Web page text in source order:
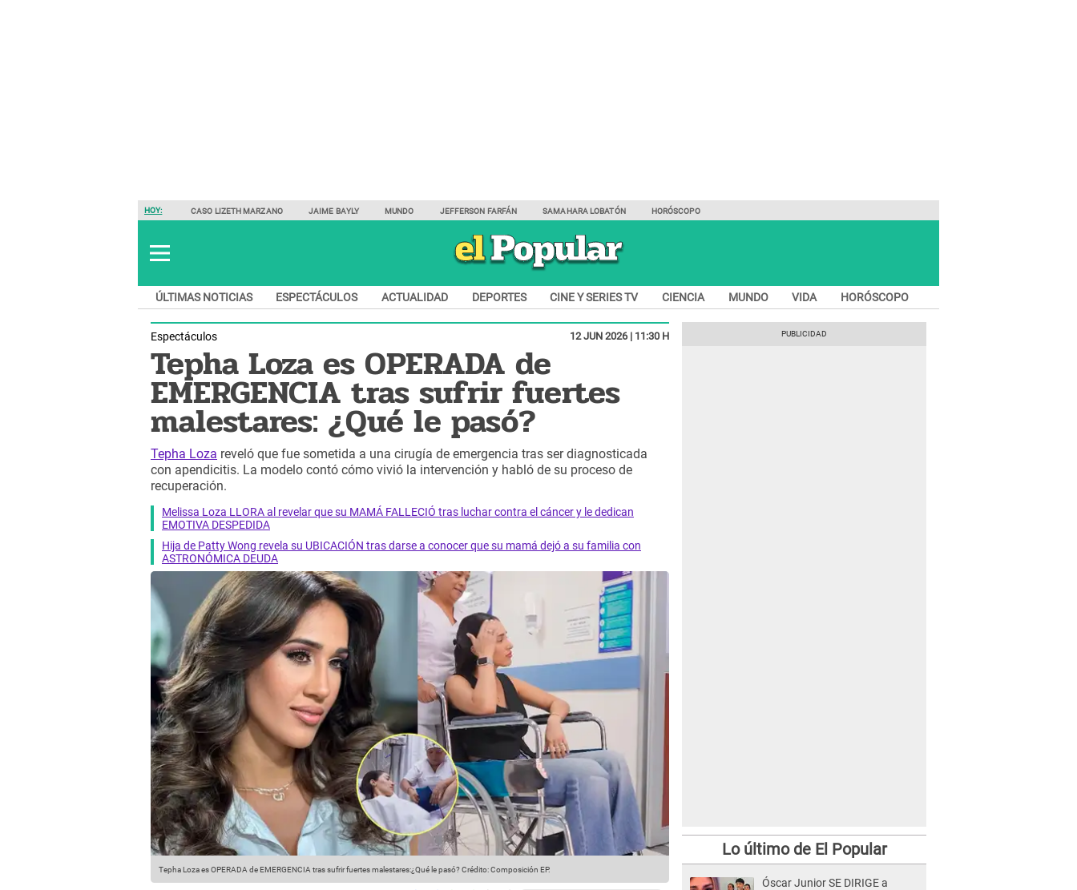
HOY: CASO LIZETH MARZANO JAIME BAYLY MUNDO JEFFERSON FARFÁN SAMAHARA LOBATÓN HORÓSCOPO
ÚLTIMAS NOTICIAS ESPECTÁCULOS ACTUALIDAD DEPORTES CINE Y SERIES TV CIENCIA MUNDO VIDA HORÓSCOPO
Espectáculos 12 JUN 2026 | 11:30 H
Tepha Loza es OPERADA de
EMERGENCIA tras sufrir fuertes
malestares: ¿Qué le pasó?
Tepha Loza reveló que fue sometida a una cirugía de emergencia tras ser diagnosticada
con apendicitis. La modelo contó cómo vivió la intervención y habló de su proceso de
recuperación.
Melissa Loza LLORA al revelar que su MAMÁ FALLECIÓ tras luchar contra el cáncer y le dedican
EMOTIVA DESPEDIDA
Hija de Patty Wong revela su UBICACIÓN tras darse a conocer que su mamá dejó a su familia con
ASTRONÓMICA DEUDA
Tepha Loza es OPERADA de EMERGENCIA tras sufrir fuertes malestares:¿Qué le pasó?Crédito: Composición EP.
Lo último de El Popular
Óscar Junior SE DIRIGE a